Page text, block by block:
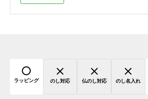
ラッピング のし対応 仏のし対応 のし名入れ